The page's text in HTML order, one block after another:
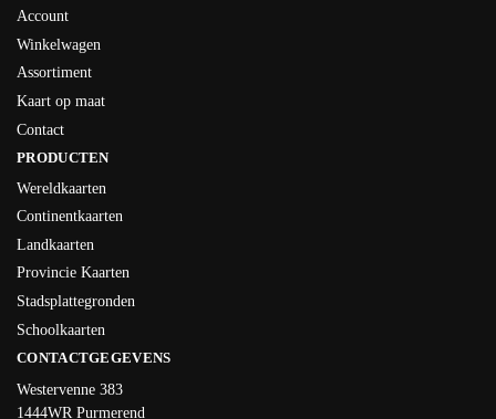
Account
Winkelwagen
Assortiment
Kaart op maat
Contact
PRODUCTEN
Wereldkaarten
Continentkaarten
Landkaarten
Provincie Kaarten
Stadsplattegronden
Schoolkaarten
CONTACTGEGEVENS
Westervenne 383
1444WR Purmerend